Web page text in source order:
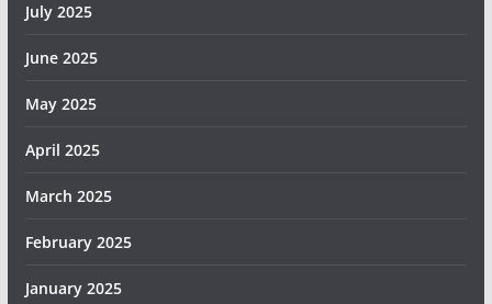
July 2025
June 2025
May 2025
April 2025
March 2025
February 2025
January 2025